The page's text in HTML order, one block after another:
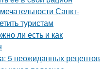
Санкт-
туристам
ли есть и как
5 неожиданных рецептов